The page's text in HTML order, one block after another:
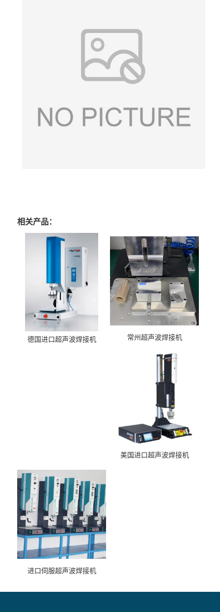
相关产品：
德国进口超声波焊接机 常州超声波焊接机
美国进口超声波焊接机
进口伺服超声波焊接机